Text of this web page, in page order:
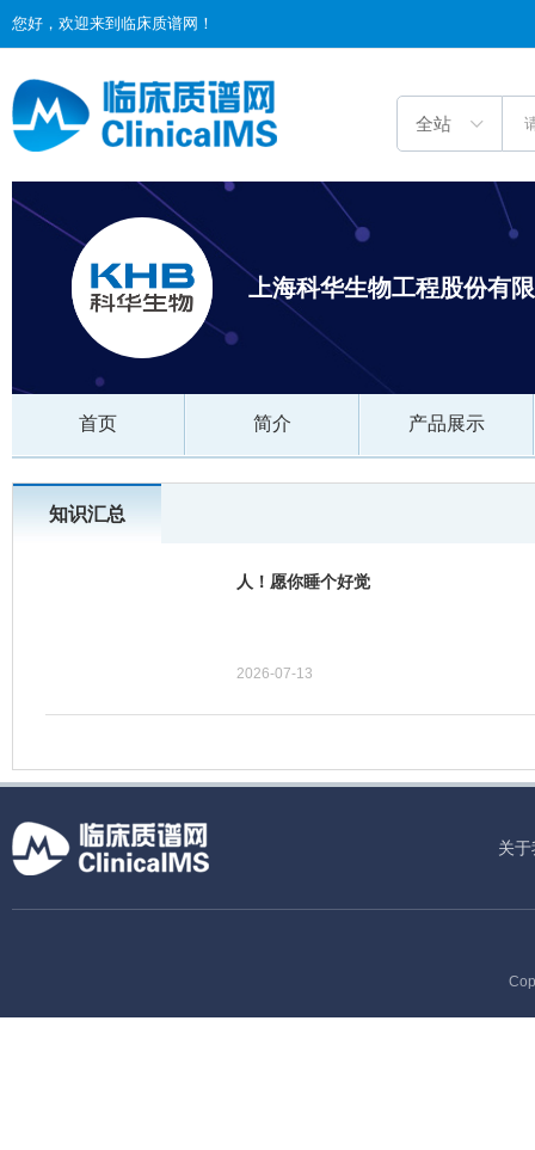
您好，欢迎来到临床质谱网！
上海科华生物工程股份有
首页 简介 产品展示
知识汇总
人！愿你睡个好觉
2026-07-13
关